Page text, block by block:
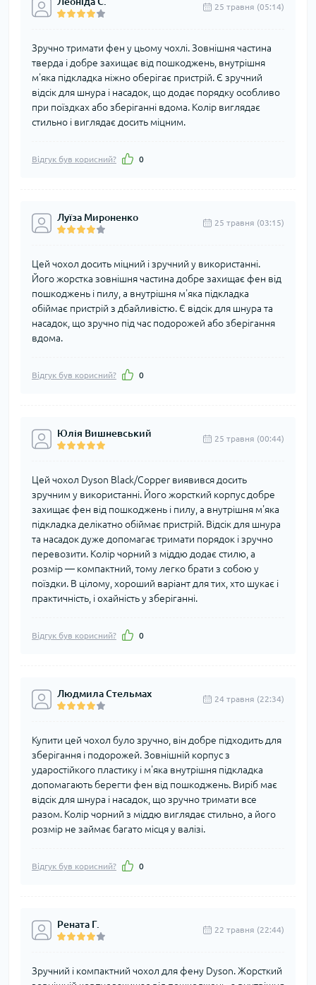
25 травня (05:14)
Зручно тримати фен у цьому чохлі. Зовнішня частина
тверда і добре захищає від пошкоджень, внутрішня
м'яка підкладка ніжно оберігає пристрій. Є зручний
відсік для шнура і насадок, що додає порядку особливо
при поїздках або зберіганні вдома. Колір виглядає
стильно і виглядає досить міцним.
Відгук був корисний? 0
Луїза Мироненко 25 травня (03:15)
Цей чохол досить міцний і зручний у використанні.
Його жорстка зовнішня частина добре захищає фен від
пошкоджень і пилу, а внутрішня м'яка підкладка
обіймає пристрій з дбайливістю. Є відсік для шнура та
насадок, що зручно під час подорожей або зберігання
вдома.
Відгук був корисний? 0
Юлія Вишневський 25 травня (00:44)
Цей чохол Dyson Black/Copper виявився досить
зручним у використанні. Його жорсткий корпус добре
захищає фен від пошкоджень і пилу, а внутрішня м'яка
підкладка делікатно обіймає пристрій. Відсік для шнура
та насадок дуже допомагає тримати порядок і зручно
перевозити. Колір чорний з міддю додає стилю, а
розмір — компактний, тому легко брати з собою у
поїздки. В цілому, хороший варіант для тих, хто шукає і
практичність, і охайність у зберіганні.
Відгук був корисний? 0
Людмила Стельмах 24 травня (22:34)
Купити цей чохол було зручно, він добре підходить для
зберігання і подорожей. Зовнішній корпус з
ударостійкого пластику і м'яка внутрішня підкладка
допомагають берегти фен від пошкоджень. Виріб має
відсік для шнура і насадок, що зручно тримати все
разом. Колір чорний з міддю виглядає стильно, а його
розмір не займає багато місця у валізі.
Відгук був корисний? 0
Рената Г. 22 травня (22:44)
Зручний і компактний чохол для фену Dyson. Жорсткий